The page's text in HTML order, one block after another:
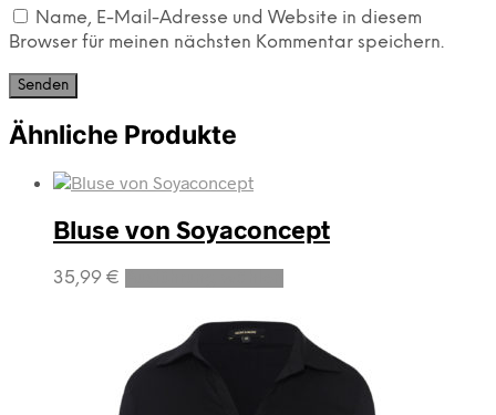
Name, E-Mail-Adresse und Website in diesem
Browser für meinen nächsten Kommentar speichern.
Ähnliche Produkte
Bluse von Soyaconcept
35,99 €
Dieses
weist
mehrere
Varianten
auf.